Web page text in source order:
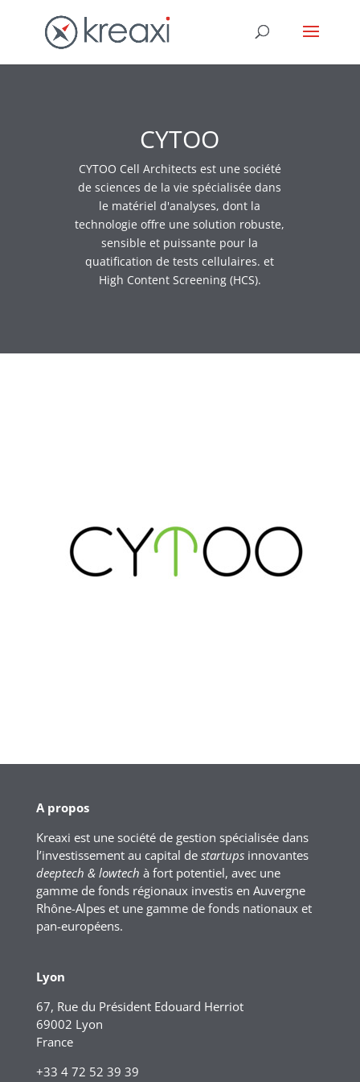
CYTOO
CYTOO Cell Architects est une société
de sciences de la vie spécialisée dans
le matériel d'analyses, dont la
technologie offre une solution robuste,
sensible et puissante pour la
quatification de tests cellulaires. et
High Content Screening (HCS).
A propos
Kreaxi est une société de gestion spécialisée dans
l’investissement au capital de startupsinnovantes
deeptech & lowtech à fort potentiel, avec une
gamme de fonds régionaux investis en Auvergne
Rhône-Alpes et une gamme de fonds nationaux et
pan-européens.
Lyon
67, Rue du Président Edouard Herriot
69002 Lyon
France
+33 4 72 52 39 39